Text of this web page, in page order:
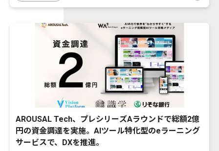
AROUSAL Tech、プレシリーズAラウンドで総額2億
円の資金調達を実施。AIツール特化型のeラーニング
サービスで、DXを推進。